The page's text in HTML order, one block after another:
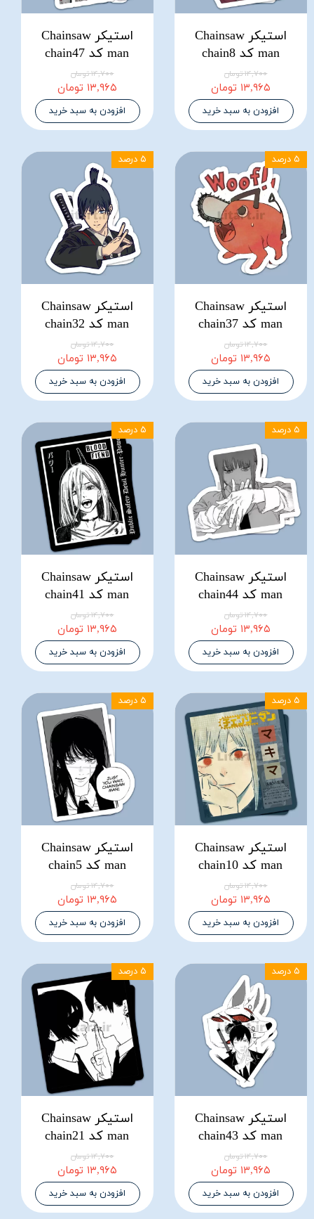
استیکر Chainsaw
man کد chain8
۱۴,۷۰۰ تومان
۱۳,۹۶۵ تومان
افزودن به سبد خرید
استیکر Chainsaw
man کد chain47
۱۴,۷۰۰ تومان
۱۳,۹۶۵ تومان
افزودن به سبد خرید
استیکر Chainsaw
man کد chain37
۱۴,۷۰۰ تومان
۱۳,۹۶۵ تومان
افزودن به سبد خرید
۵ درصد
استیکر Chainsaw
man کد chain32
۱۴,۷۰۰ تومان
۱۳,۹۶۵ تومان
افزودن به سبد خرید
۵ درصد
استیکر Chainsaw
man کد chain44
۱۴,۷۰۰ تومان
۱۳,۹۶۵ تومان
افزودن به سبد خرید
۵ درصد
استیکر Chainsaw
man کد chain41
۱۴,۷۰۰ تومان
۱۳,۹۶۵ تومان
افزودن به سبد خرید
۵ درصد
استیکر Chainsaw
man کد chain10
۱۴,۷۰۰ تومان
۱۳,۹۶۵ تومان
افزودن به سبد خرید
۵ درصد
استیکر Chainsaw
man کد chain5
۱۴,۷۰۰ تومان
۱۳,۹۶۵ تومان
افزودن به سبد خرید
۵ درصد
استیکر Chainsaw
man کد chain43
۱۴,۷۰۰ تومان
۱۳,۹۶۵ تومان
افزودن به سبد خرید
۵ درصد
استیکر Chainsaw
man کد chain21
۱۴,۷۰۰ تومان
۱۳,۹۶۵ تومان
افزودن به سبد خرید
۵ درصد